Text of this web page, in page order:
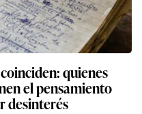
quienes
el pensamiento
desinterés